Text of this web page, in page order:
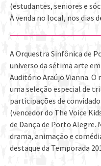
(estudantes, seniores e
À venda no local, nos dias
A Orquestra Sinfônica de
universo da sétima arte
Auditório Araújo Vianna.
uma seleção especial de
participações de
(vencedor do The Voice
de Dança de Porto Alegre.
drama, animação e
destaque da Temporada